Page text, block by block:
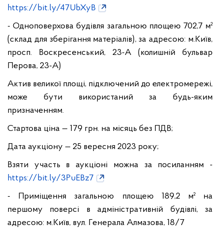
https://bit.ly/47UbXyB
- Одноповерхова будівля загальною площею 702,7 м²
(склад для зберігання матеріалів), за адресою: м.Київ,
просп. Воскресенський, 23-А (колишній бульвар
Перова, 23-А)
Актив великої площі, підключений до електромережі,
може бути використаний за будь-яким
призначенням.
Стартова ціна — 179 грн. на місяць без ПДВ;
Дата аукціону — 25 вересня 2023 року;
Взяти участь в аукціоні можна за посиланням -
https://bit.ly/3PuEBz7
- Приміщення загальною площею 189,2 м² на
першому поверсі в адміністративній будівлі, за
адресою: м.Київ, вул. Генерала Алмазова, 18/7